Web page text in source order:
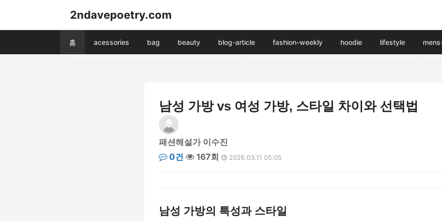
2ndavepoetry.com
홈 acessories bag beauty blog-article fashion-weekly hoodie lifestyle
남성 가방 vs 여성 가방, 스타일 차이와 선택법
패션해설가 이수진
0건
167회 2026.03.11 05:05
남성 가방의 특성과 스타일